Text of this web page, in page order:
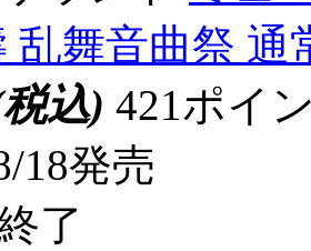
乱舞音曲祭 通
込) 421ポイ
18発売
了